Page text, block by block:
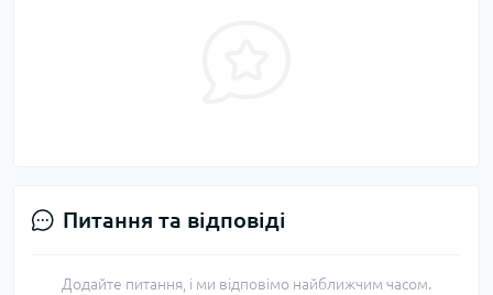
Питання та відповіді
Додайте питання, і ми відповімо найближчим часом.